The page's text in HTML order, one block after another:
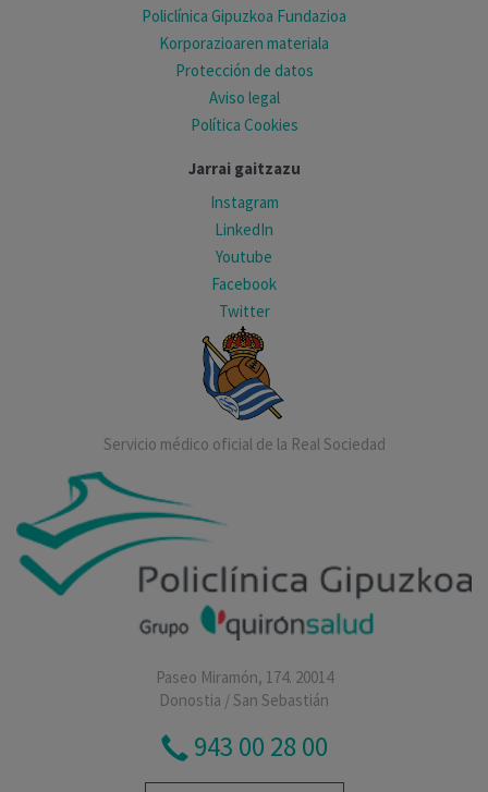
Policlínica Gipuzkoa Fundazioa
Korporazioaren materiala
Protección de datos
Aviso legal
Política Cookies
Jarrai gaitzazu
Instagram
LinkedIn
Youtube
Facebook
Twitter
Servicio médico oficial de la Real Sociedad
Paseo Miramón, 174. 20014
Donostia / San Sebastián
943 00 28 00